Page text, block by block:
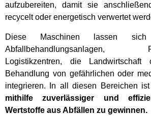
aufzubereiten, damit sie
recycelt oder energetisch verwertet
Diese Maschinen lassen
Abfallbehandlungsanlagen,
Logistikzentren, die
Behandlung von gefährlichen oder
integrieren. In all diesen Bereichen
mithilfe zuverlässiger und
Wertstoffe aus Abfällen zu gewinnen.